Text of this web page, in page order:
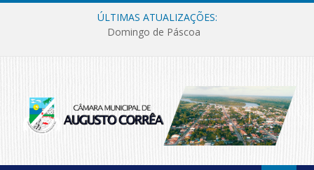
ÚLTIMAS ATUALIZAÇÕES:
Domingo de Páscoa